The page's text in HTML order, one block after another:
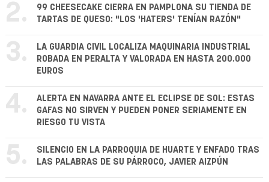
2.
99 CHEESECAKE CIERRA EN PAMPLONA SU TIENDA DE
TARTAS DE QUESO: "LOS 'HATERS' TENÍAN RAZÓN"
3.
LA GUARDIA CIVIL LOCALIZA MAQUINARIA INDUSTRIAL
ROBADA EN PERALTA Y VALORADA EN HASTA 200.000
EUROS
4.
ALERTA EN NAVARRA ANTE EL ECLIPSE DE SOL: ESTAS
GAFAS NO SIRVEN Y PUEDEN PONER SERIAMENTE EN
RIESGO TU VISTA
5.
SILENCIO EN LA PARROQUIA DE HUARTE Y ENFADO TRAS
LAS PALABRAS DE SU PÁRROCO, JAVIER AIZPÚN